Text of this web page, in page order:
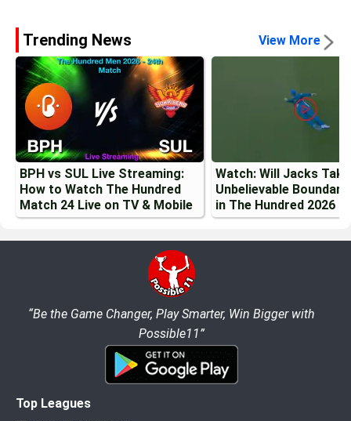
Trending News View More
BPH vs SUL Live Streaming:
How to Watch The Hundred
Match 24 Live on TV & Mobile
Watch: Will Jacks
Unbelievable
in The Hundred 2026
“Be the Game Changer, Play Smarter, Win Bigger with
Possible11”
Top Leagues